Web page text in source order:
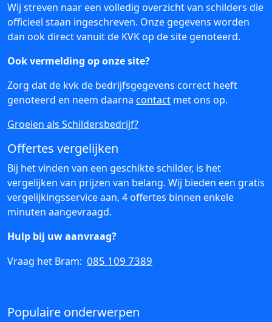
Wij streven naar een volledig overzicht van schilders die
officieel staan ingeschreven. Onze gegevens worden
dan ook direct vanuit de KVK op de site genoteerd.
Ook vermelding op onze site?
Zorg dat de kvk de bedrijfsgegevens correct heeft
genoteerd en neem daarna contact met ons op.
Groeien als Schildersbedrijf?
Offertes vergelijken
Bij het vinden van een geschikte schilder, is het
vergelijken van prijzen van belang. Wij bieden een gratis
vergelijkingsservice aan, 4 offertes binnen enkele
minuten aangevraagd.
Hulp bij uw aanvraag?
Vraag het Bram: 085 109 7389
Populaire onderwerpen